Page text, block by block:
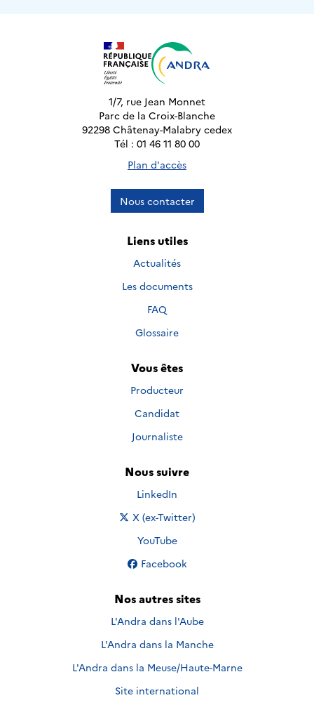
1/7, rue Jean Monnet
Parc de la Croix-Blanche
92298 Châtenay-Malabry cedex
Tél : 01 46 11 80 00
Plan d'accès
Nous contacter
Liens utiles
Actualités
Les documents
FAQ
Glossaire
Vous êtes
Producteur
Candidat
Journaliste
Nous suivre
Nous suivre sur
LinkedIn
Nous suivre sur
X (ex-Twitter)
Nous suivre sur
YouTube
Nous suivre sur
Facebook
Nos autres sites
L'Andra dans l'Aube
L'Andra dans la Manche
L'Andra dans la Meuse/Haute-Marne
Site international